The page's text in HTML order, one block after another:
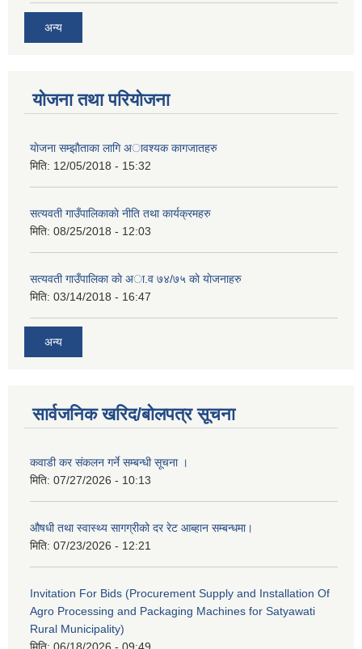
अन्य
योजना तथा परियोजना
याेजना सम्झाैताका लागि अावश्यक कागजातहरु
मिति: 12/05/2018 - 15:32
सत्यवती गाउँपालिकाकाे नीति तथा कार्यक्रमहरु
मिति: 08/25/2018 - 12:03
सत्यवती गाउँपालिका काे अा‍.व ७४/७५ काे याेजनाहरु
मिति: 03/14/2018 - 16:47
अन्य
सार्वजनिक खरिद/बोलपत्र सूचना
कवाडी कर संकलन गर्ने सम्बन्धी सूचना ।
मिति: 07/27/2026 - 10:13
औषधी तथा स्वास्थ्य सागग्रीको दर रेट आब्हान सम्बन्धमा।
मिति: 07/23/2026 - 12:21
Invitation For Bids (Procurement Supply and Installation Of
Agro Processing and Packaging Machines for Satyawati
Rural Municipality)